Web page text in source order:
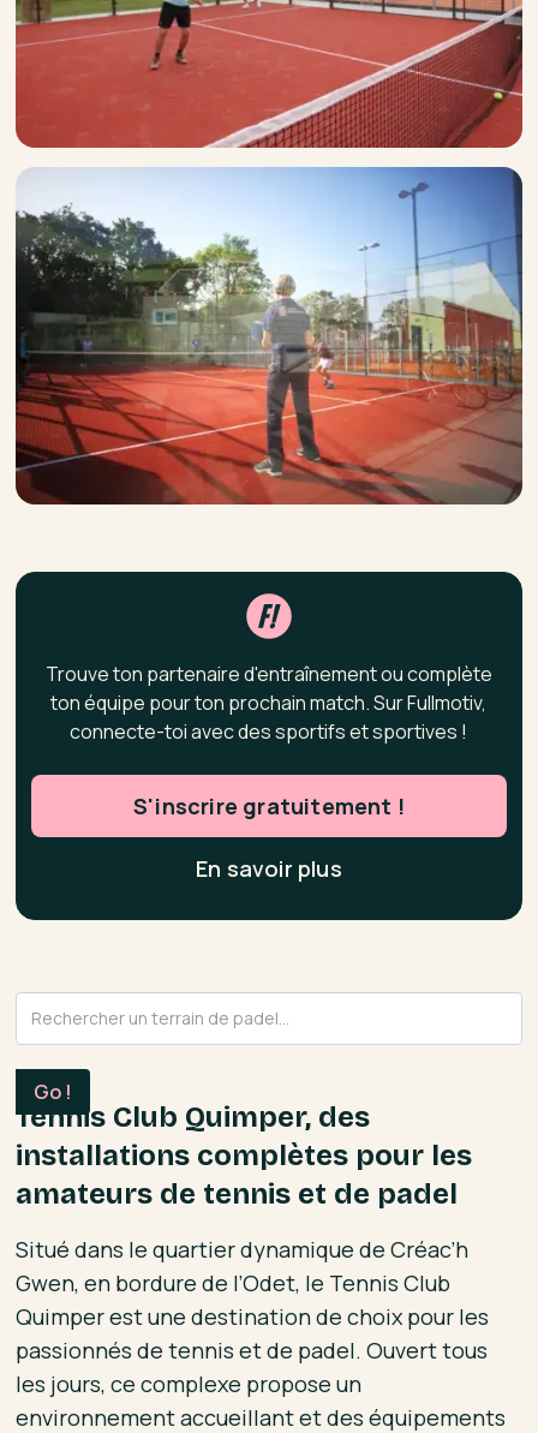
Tennis Club Quimper, des
installations complètes pour les
amateurs de tennis et de padel
Situé dans le quartier dynamique de Créac’h
Gwen, en bordure de l’Odet, le Tennis Club
Quimper est une destination de choix pour les
passionnés de tennis et de padel. Ouvert tous
les jours, ce complexe propose un
environnement accueillant et des équipements
Trouve ton partenaire d'entraînement ou complète
ton équipe pour ton prochain match. Sur Fullmotiv,
connecte-toi avec des sportifs et sportives !
S'inscrire gratuitement !
En savoir plus